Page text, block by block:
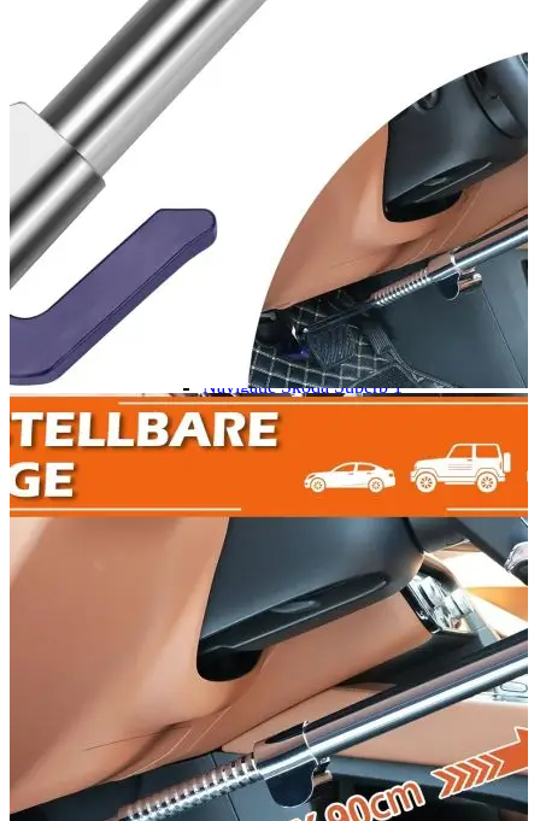
Navigație Mercedes W204
Navigație Mercedes W211
Navigație Mercedes Sprinter
Passat
Navigație Passat B6
Navigație Passat B7
Navigație Passat B8
Navigație Passat CC
Skoda
Navigație Skoda Fabia 1
Navigație Skoda Fabia 2
Navigație Skoda Octavia 1
Navigație Skoda Octavia 2
Navigație Skoda Octavia 3
Navigație Skoda Rapid
Navigație Skoda Superb 1
Navigație Skoda Superb 2
Navigație Toyota Avensis T25
Portbagaj Plafon Auto
Peste 450 litri
Accesorii auto masina
Accesorii Dacia Duster 3
Accesorii Duster 2
Accesorii Dacia Jogger
Parfum masina
Copertine auto
Incalzitor diesel
Despre Noi